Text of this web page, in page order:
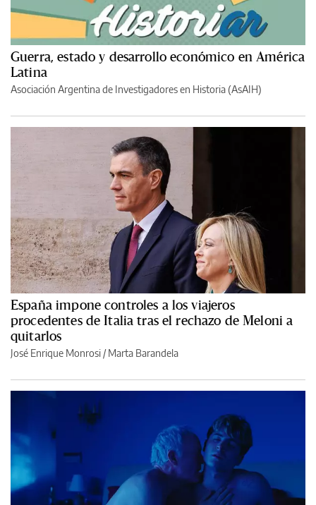
Guerra, estado y desarrollo económico en América
Latina
Asociación Argentina de Investigadores en Historia (AsAIH)
España impone controles a los viajeros
procedentes de Italia tras el rechazo de Meloni a
quitarlos
José Enrique Monrosi / Marta Barandela